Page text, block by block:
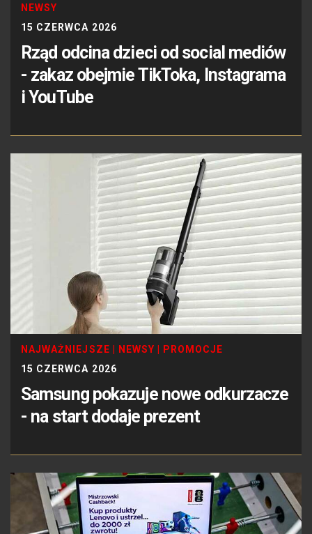
NEWSY
15 CZERWCA 2026
Rząd odcina dzieci od social mediów
- zakaz obejmie TikToka, Instagrama
i YouTube
NAJWAŻNIEJSZE NEWSY
PROMOCJE
15 CZERWCA 2026
Samsung pokazuje nowe odkurzacze
- na start dodaje prezent